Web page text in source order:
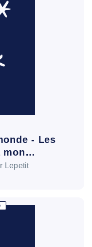
- Les
mon…
Lepetit